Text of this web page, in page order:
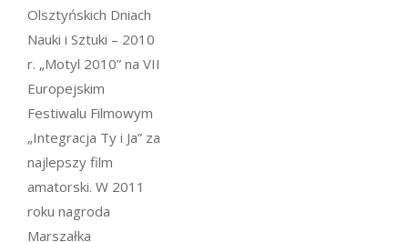
Olsztyńskich Dniach
Nauki i Sztuki – 2010
r. „Motyl 2010” na VII
Europejskim
Festiwalu Filmowym
„Integracja Ty i Ja” za
najlepszy film
amatorski. W 2011
roku nagroda
Marszałka